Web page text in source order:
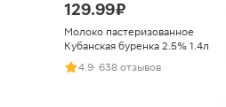
129.99 ₽
Молоко пастеризованное
Кубанская буренка 2.5% 1.4л
4.9· 638 отзывов